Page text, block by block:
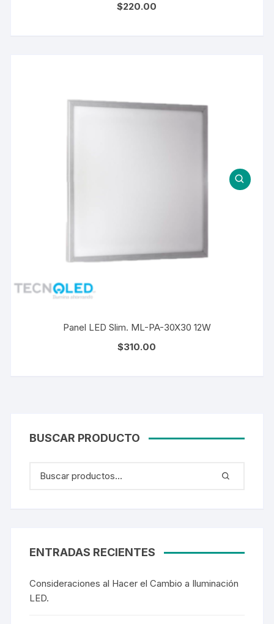
$220.00
Panel LED Slim. ML-PA-30X30 12W
$310.00
BUSCAR PRODUCTO
ENTRADAS RECIENTES
Consideraciones al Hacer el Cambio a Iluminación
LED.